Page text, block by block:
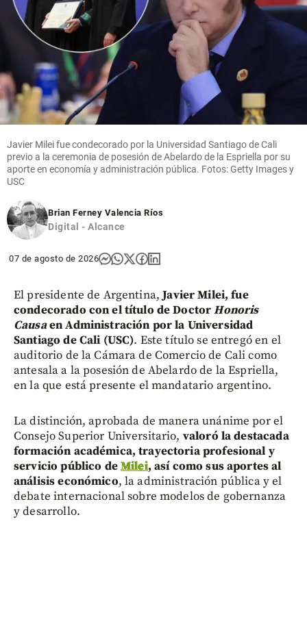
Javier Milei fue condecorado por la Universidad Santiago de Cali
previo a la ceremonia de posesión de Abelardo de la Espriella por su
aporte en economía y administración pública. Fotos: Getty Images y
USC
Brian Ferney Valencia Ríos
Digital - Alcance
07 de agosto de 2026
El presidente de Argentina,Javier Milei, fue
condecorado con el título de DoctorHonoris
Causaen Administración por la Universidad
Santiago de Cali (USC). Este título se entregó en el
auditorio de la Cámara de Comercio de Cali como
antesala a la posesión de Abelardo de la Espriella,
en la que está presente el mandatario argentino.
La distinción, aprobada de manera unánime por el
Consejo Superior Universitario, valoró la destacada
formación académica, trayectoria profesional y
servicio público deMilei, así como sus aportes al
análisis económico, la administración pública y el
debate internacional sobre modelos de gobernanza
y desarrollo.